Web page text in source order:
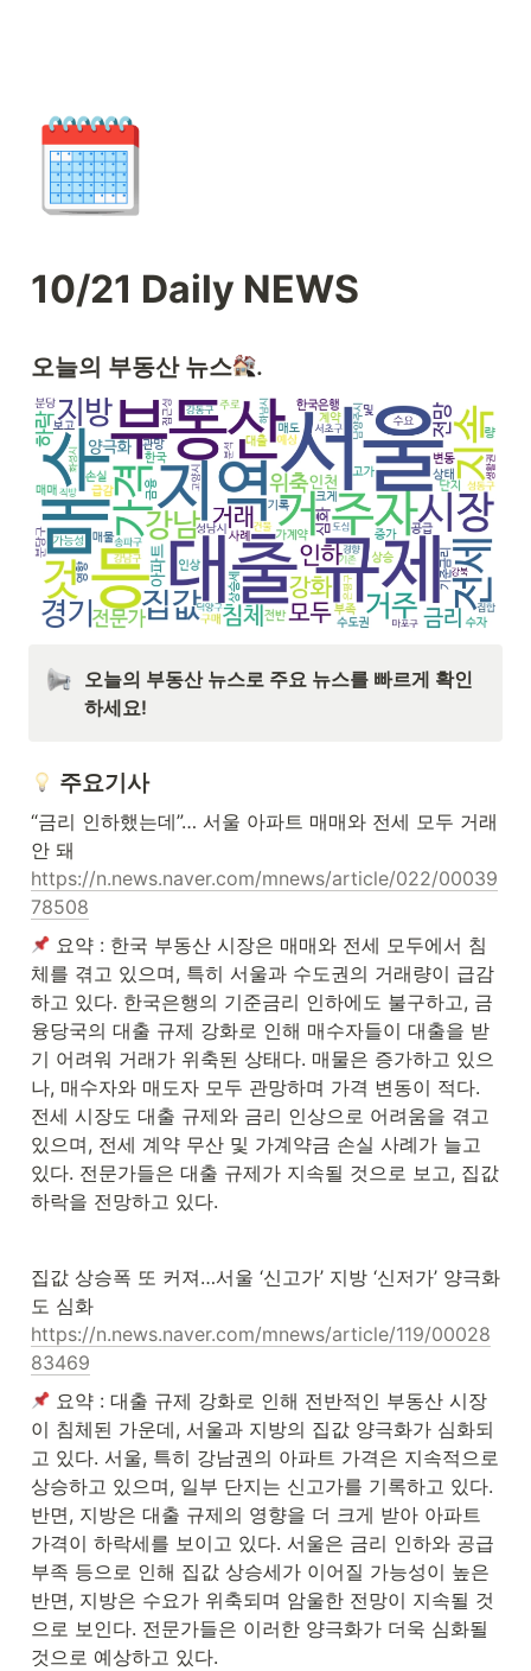
🗓️
10/21 Daily NEWS
오늘의 부동산 뉴스 .
오늘의 부동산 뉴스로 주요 뉴스를 빠르게 확인
하세요!
주요기사
“금리 인하했는데”… 서울 아파트 매매와 전세 모두 거래
https://n.news.naver.com/mnews/article/022/00039
78508
요약 : 한국 부동산 시장은 매매와 전세 모두에서 침
체를 겪고 있으며, 특히 서울과 수도권의 거래량이 급감
하고 있다. 한국은행의 기준금리 인하에도 불구하고, 금
융당국의 대출 규제 강화로 인해 매수자들이 대출을 받
기 어려워 거래가 위축된 상태다. 매물은 증가하고 있으
나, 매수자와 매도자 모두 관망하며 가격 변동이 적다.
전세 시장도 대출 규제와 금리 인상으로 어려움을 겪고
있으며, 전세 계약 무산 및 가계약금 손실 사례가 늘고
있다. 전문가들은 대출 규제가 지속될 것으로 보고, 집값
하락을 전망하고 있다.
집값 상승폭 또 커져…서울 ‘신고가’ 지방 ‘신저가’ 양극화
https://n.news.naver.com/mnews/article/119/00028
83469
요약 : 대출 규제 강화로 인해 전반적인 부동산 시장
이 침체된 가운데, 서울과 지방의 집값 양극화가 심화되
고 있다. 서울, 특히 강남권의 아파트 가격은 지속적으로
상승하고 있으며, 일부 단지는 신고가를 기록하고 있다.
반면, 지방은 대출 규제의 영향을 더 크게 받아 아파트
가격이 하락세를 보이고 있다. 서울은 금리 인하와 공급
부족 등으로 인해 집값 상승세가 이어질 가능성이 높은
반면, 지방은 수요가 위축되며 암울한 전망이 지속될 것
으로 보인다. 전문가들은 이러한 양극화가 더욱 심화될
것으로 예상하고 있다.